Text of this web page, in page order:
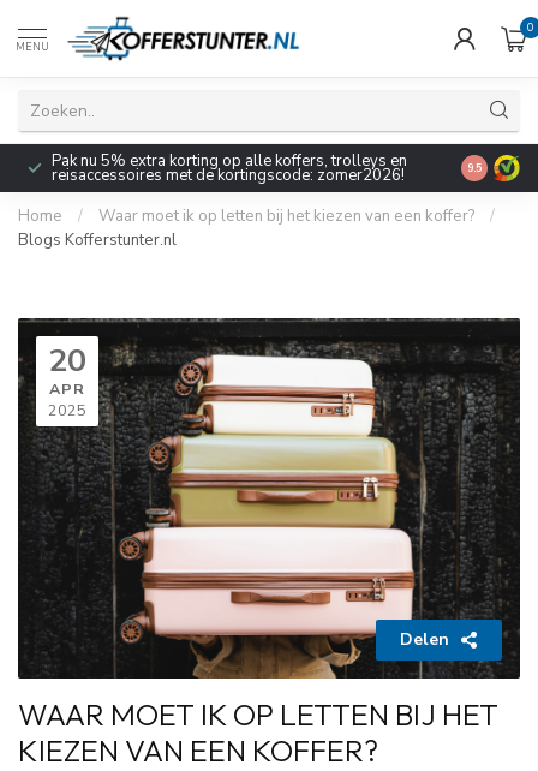
MENU
0
Pak nu 5% extra korting op alle koffers, trolleys en
reisaccessoires met de kortingscode: zomer2026! 9.5
Home / Waar moet ik op letten bij het kiezen van een koffer?
/
Blogs Kofferstunter.nl
20
APR
2025
Delen
WAAR MOET IK OP LETTEN BIJ HET
KIEZEN VAN EEN KOFFER?